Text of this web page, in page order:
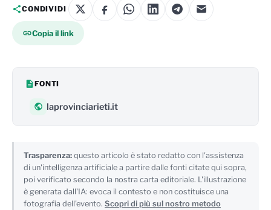
CONDIVIDI
Copia il link
FONTI
laprovinciarieti.it
Trasparenza: questo articolo è stato redatto con l'assistenza
di un'intelligenza artificiale a partire dalle fonti citate qui sopra,
poi verificato secondo la nostra carta editoriale. L'illustrazione
è generata dall'IA: evoca il contesto e non costituisce una
fotografia dell'evento. Scopri di più sul nostro metodo